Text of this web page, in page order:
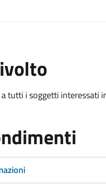
tutti i soggetti interessati